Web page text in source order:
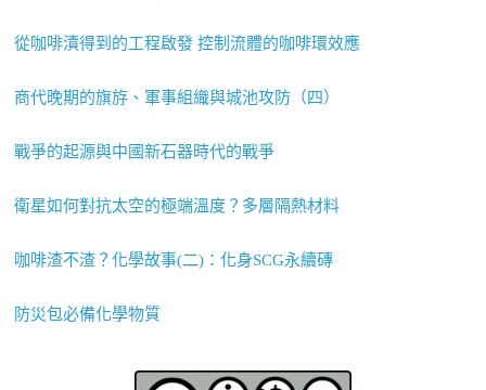
從咖啡漬得到的工程啟發 控制流體的咖啡環效應
商代晚期的旗斿、軍事組織與城池攻防（四）
戰爭的起源與中國新石器時代的戰爭
衛星如何對抗太空的極端溫度？多層隔熱材料
咖啡渣不渣？化學故事(二)：化身SCG永續磚
防災包必備化學物質